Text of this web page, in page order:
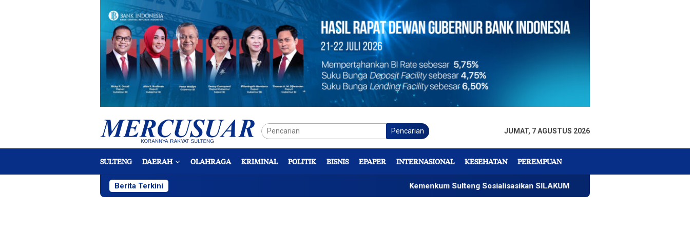
Pencarian JUMAT, 7 AGUSTUS 2026
SULTENG DAERAH OLAHRAGA KRIMINAL POLITIK BISNIS EPAPER INTERNASIONAL KESEHATAN PEREMPUAN
Berita Terkini Kemenkum Sulteng Sosialisasikan SILAKUM Warga Temukan Mayat